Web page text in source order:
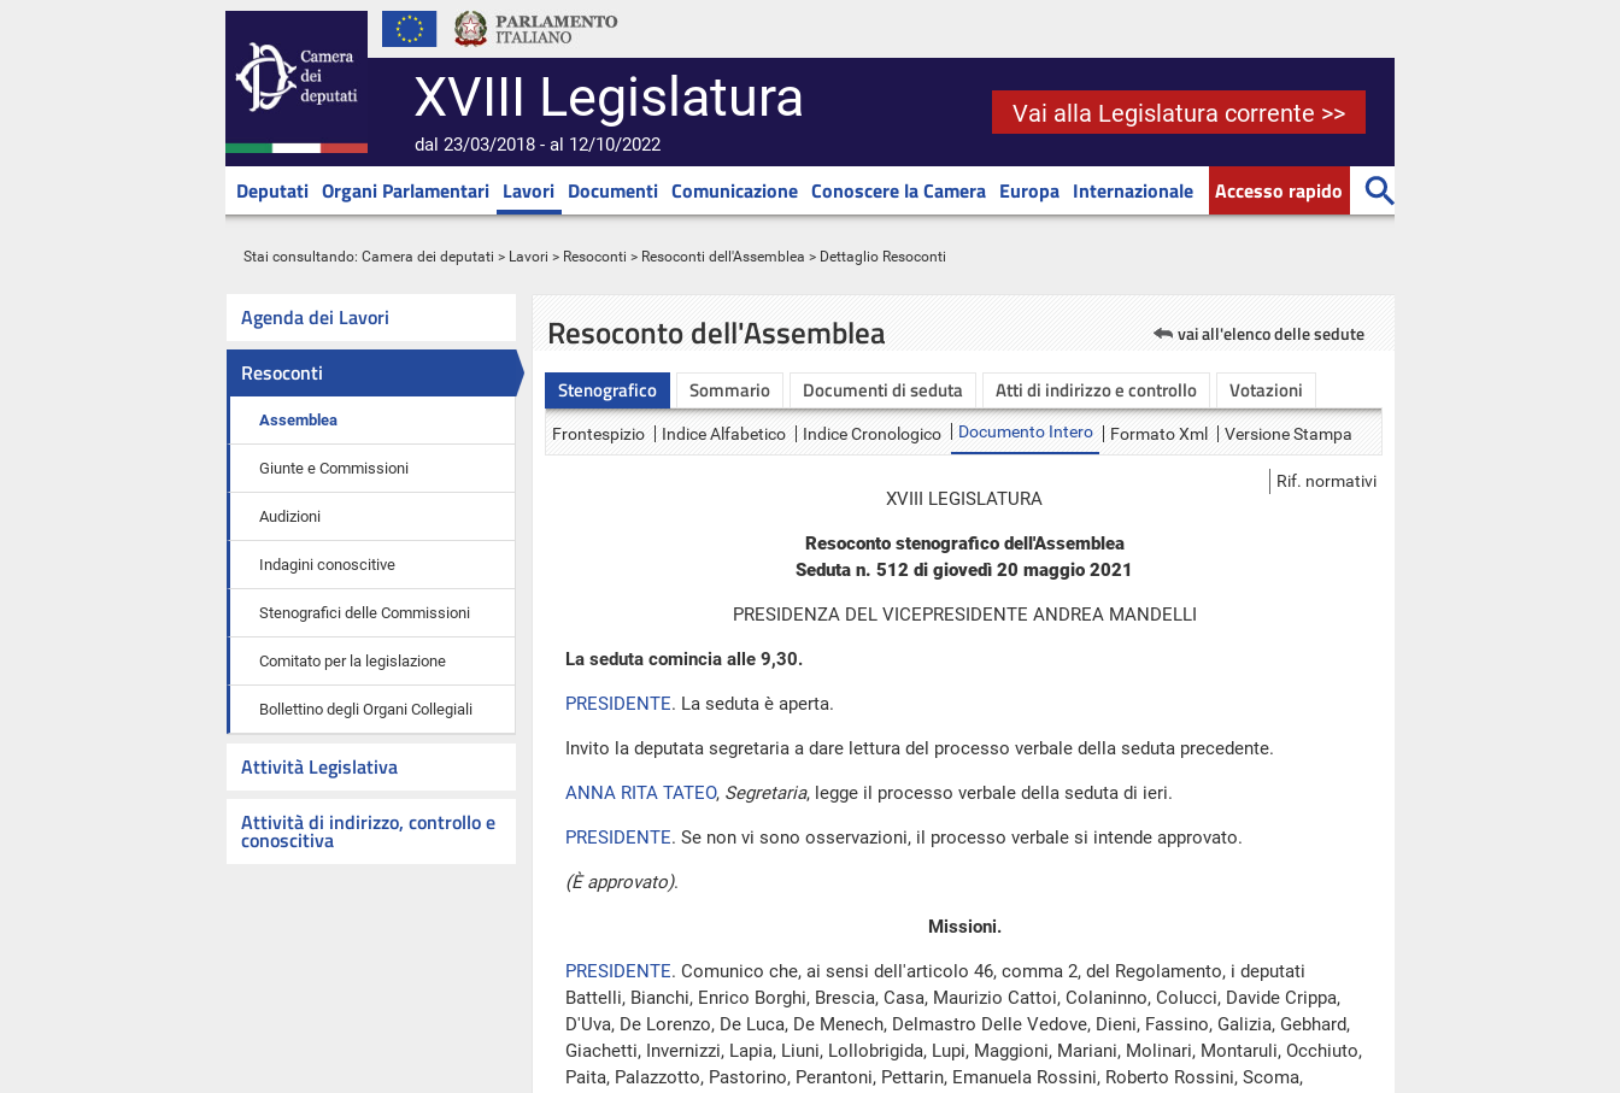
XVIII Legislatura
dal 23/03/2018 - al 12/10/2022
Vai alla Legislatura corrente >>
Deputati Organi Parlamentari Lavori Documenti Comunicazione Conoscere la Camera Europa Internazionale Accesso rapido
Stai consultando: Camera dei deputati > Lavori > Resoconti > Resoconti dell'Assemblea > Dettaglio Resoconti
Agenda dei Lavori
Resoconti
Assemblea
Giunte e Commissioni
Audizioni
Indagini conoscitive
Stenografici delle Commissioni
Comitato per la legislazione
Bollettino degli Organi Collegiali
Attività Legislativa
Attività di indirizzo, controllo e
conoscitiva
Resoconto dell'Assemblea vai all'elenco delle sedute
Stenografico Sommario Documenti di seduta Atti di indirizzo e controllo Votazioni
Frontespizio Indice Alfabetico Indice Cronologico Documento Intero Formato Xml Versione Stampa
Rif. normativi
XVIII LEGISLATURA
Resoconto stenografico dell'Assemblea
Seduta n. 512 di giovedì 20 maggio 2021
PRESIDENZA DEL VICEPRESIDENTE ANDREA MANDELLI
La seduta comincia alle 9,30.
PRESIDENTE. La seduta è aperta.
Invito la deputata segretaria a dare lettura del processo verbale della seduta precedente.
ANNA RITA TATEO, Segretaria, legge il processo verbale della seduta di ieri.
PRESIDENTE. Se non vi sono osservazioni, il processo verbale si intende approvato.
(È approvato).
Missioni.
PRESIDENTE. Comunico che, ai sensi dell'articolo 46, comma 2, del Regolamento, i deputati
Battelli, Bianchi, Enrico Borghi, Brescia, Casa, Maurizio Cattoi, Colaninno, Colucci, Davide Crippa,
D'Uva, De Lorenzo, De Luca, De Menech, Delmastro Delle Vedove, Dieni, Fassino, Galizia, Gebhard,
Giachetti, Invernizzi, Lapia, Liuni, Lollobrigida, Lupi, Maggioni, Mariani, Molinari, Montaruli, Occhiuto,
Paita, Palazzotto, Pastorino, Perantoni, Pettarin, Emanuela Rossini, Roberto Rossini, Scoma,